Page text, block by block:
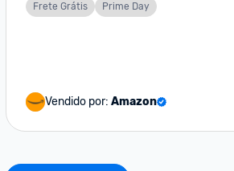
Frete Grátis Prime Day
Vendido por: Amazon